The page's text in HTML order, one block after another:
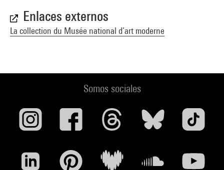
Enlaces externos
La collection du Musée national d’art moderne
Somos sociales